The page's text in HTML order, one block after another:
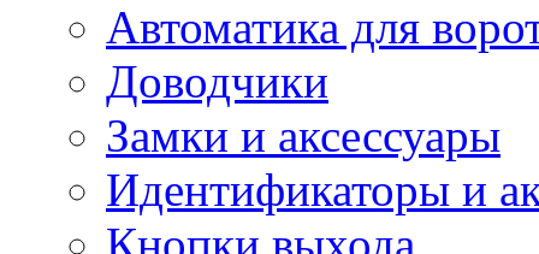
Автоматика для
Доводчики
Замки и аксессуары
Идентификаторы и